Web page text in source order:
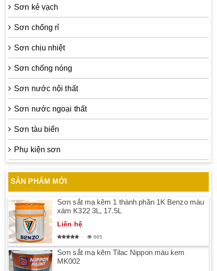
Sơn kẻ vạch
Sơn chống rỉ
Sơn chịu nhiệt
Sơn chống nóng
Sơn nước nội thất
Sơn nước ngoại thất
Sơn tàu biển
Phụ kiện sơn
SẢN PHẨM MỚI
Sơn sắt mạ kẽm 1 thành phần 1K Benzo màu
xám K322 3L, 17.5L
Liên hệ
665
Sơn sắt mạ kẽm Tilac Nippon màu kem
MK002